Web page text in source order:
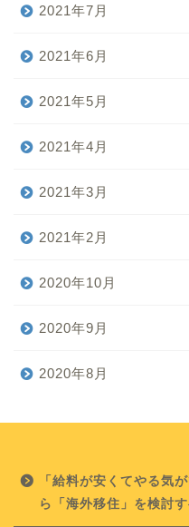
2021年7月
2021年6月
2021年5月
2021年4月
2021年3月
2021年2月
2020年10月
2020年9月
2020年8月
「給料が安くてやる気
ら「海外移住」を検討す